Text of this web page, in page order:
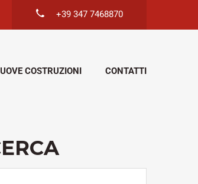
+39 347 7468870
COSTRUZIONI CONTATTI